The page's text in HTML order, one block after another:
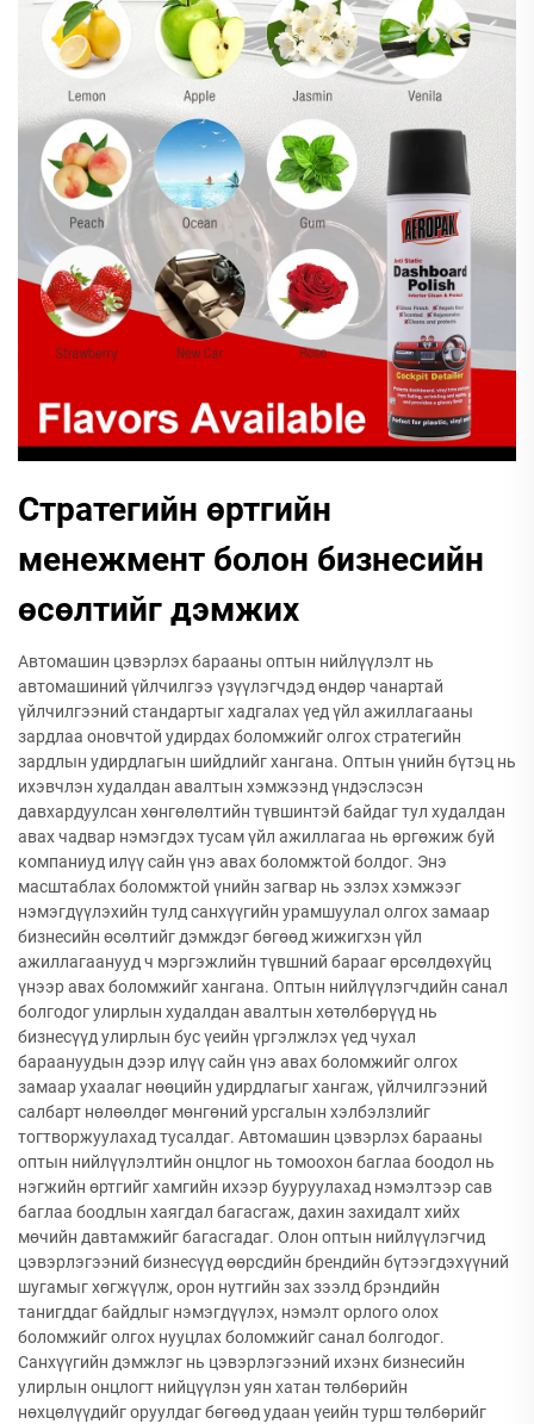
Стратегийн өртгийн
менежмент болон бизнесийн
өсөлтийг дэмжих
Автомашин цэвэрлэх барааны оптын нийлүүлэлт нь
автомашиний үйлчилгээ үзүүлэгчдэд өндөр чанартай
үйлчилгээний стандартыг хадгалах үед үйл ажиллагааны
зардлаа оновчтой удирдах боломжийг олгох стратегийн
зардлын удирдлагын шийдлийг хангана. Оптын үнийн бүтэц нь
ихэвчлэн худалдан авалтын хэмжээнд үндэслэсэн
давхардуулсан хөнгөлөлтийн түвшинтэй байдаг тул худалдан
авах чадвар нэмэгдэх тусам үйл ажиллагаа нь өргөжиж буй
компаниуд илүү сайн үнэ авах боломжтой болдог. Энэ
масштаблах боломжтой үнийн загвар нь эзлэх хэмжээг
нэмэгдүүлэхийн тулд санхүүгийн урамшуулал олгох замаар
бизнесийн өсөлтийг дэмждэг бөгөөд жижигхэн үйл
ажиллагаанууд ч мэргэжлийн түвшний барааг өрсөлдөхүйц
үнээр авах боломжийг хангана. Оптын нийлүүлэгчдийн санал
болгодог улирлын худалдан авалтын хөтөлбөрүүд нь
бизнесүүд улирлын бус үеийн үргэлжлэх үед чухал
бараануудын дээр илүү сайн үнэ авах боломжийг олгох
замаар ухаалаг нөөцийн удирдлагыг хангаж, үйлчилгээний
салбарт нөлөөлдөг мөнгөний урсгалын хэлбэлзлийг
тогтворжуулахад тусалдаг. Автомашин цэвэрлэх барааны
оптын нийлүүлэлтийн онцлог нь томоохон баглаа боодол нь
нэгжийн өртгийг хамгийн ихээр бууруулахад нэмэлтээр сав
баглаа боодлын хаягдал багасгаж, дахин захидалт хийх
мөчийн давтамжийг багасгадаг. Олон оптын нийлүүлэгчид
цэвэрлэгээний бизнесүүд өөрсдийн брендийн бүтээгдэхүүний
шугамыг хөгжүүлж, орон нутгийн зах зээлд брэндийн
танигддаг байдлыг нэмэгдүүлэх, нэмэлт орлого олох
боломжийг олгох нууцлах боломжийг санал болгодог.
Санхүүгийн дэмжлэг нь цэвэрлэгээний ихэнх бизнесийн
улирлын онцлогт нийцүүлэн уян хатан төлбөрийн
нөхцөлүүдийг оруулдаг бөгөөд удаан үеийн турш төлбөрийг